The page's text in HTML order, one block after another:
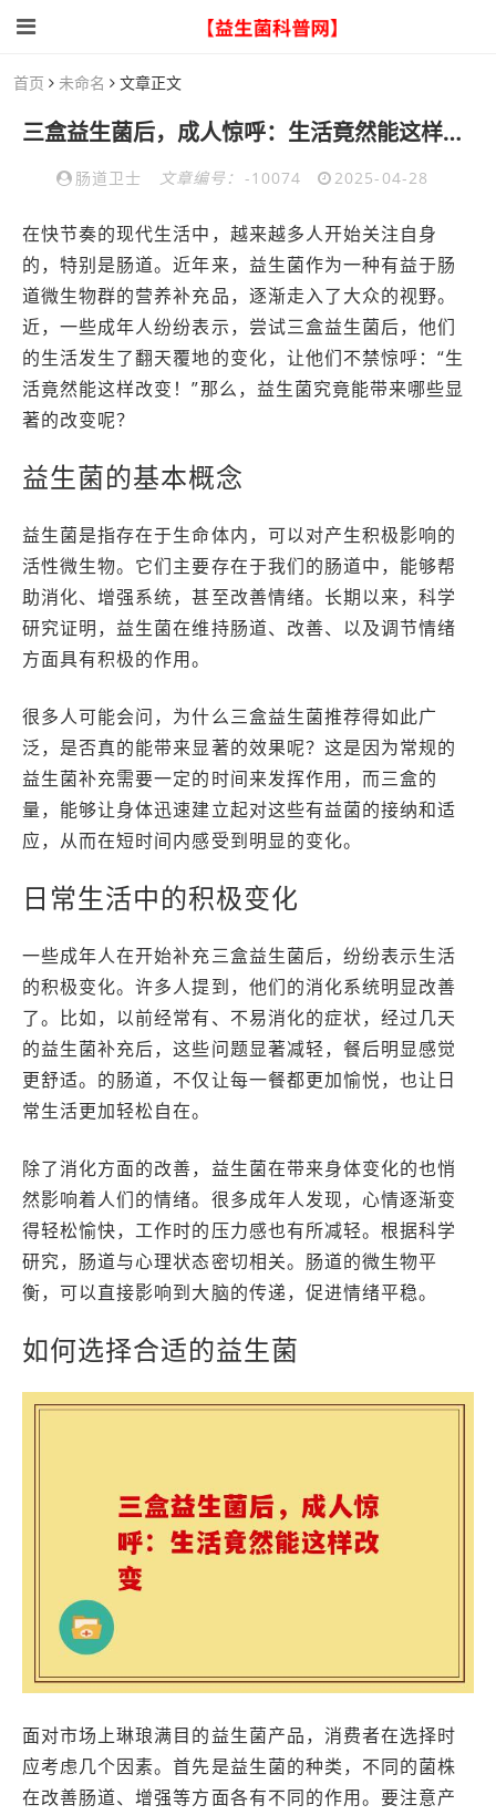
首页 未命名 文章正文
三盒益生菌后，成人惊呼：生活竟然能这样改变
肠道卫士 文章编号： -10074 2025-04-28
在快节奏的现代生活中，越来越多人开始关注自身
的，特别是肠道。近年来，益生菌作为一种有益于肠
道微生物群的营养补充品，逐渐走入了大众的视野。
近，一些成年人纷纷表示，尝试三盒益生菌后，他们
的生活发生了翻天覆地的变化，让他们不禁惊呼：“生
活竟然能这样改变！”那么，益生菌究竟能带来哪些显
著的改变呢？
益生菌的基本概念
益生菌是指存在于生命体内，可以对产生积极影响的
活性微生物。它们主要存在于我们的肠道中，能够帮
助消化、增强系统，甚至改善情绪。长期以来，科学
研究证明，益生菌在维持肠道、改善、以及调节情绪
方面具有积极的作用。
很多人可能会问，为什么三盒益生菌推荐得如此广
泛，是否真的能带来显著的效果呢？这是因为常规的
益生菌补充需要一定的时间来发挥作用，而三盒的
量，能够让身体迅速建立起对这些有益菌的接纳和适
应，从而在短时间内感受到明显的变化。
日常生活中的积极变化
一些成年人在开始补充三盒益生菌后，纷纷表示生活
的积极变化。许多人提到，他们的消化系统明显改善
了。比如，以前经常有、不易消化的症状，经过几天
的益生菌补充后，这些问题显著减轻，餐后明显感觉
更舒适。的肠道，不仅让每一餐都更加愉悦，也让日
常生活更加轻松自在。
除了消化方面的改善，益生菌在带来身体变化的也悄
然影响着人们的情绪。很多成年人发现，心情逐渐变
得轻松愉快，工作时的压力感也有所减轻。根据科学
研究，肠道与心理状态密切相关。肠道的微生物平
衡，可以直接影响到大脑的传递，促进情绪平稳。
如何选择合适的益生菌
面对市场上琳琅满目的益生菌产品，消费者在选择时
应考虑几个因素。首先是益生菌的种类，不同的菌株
在改善肠道、增强等方面各有不同的作用。要注意产